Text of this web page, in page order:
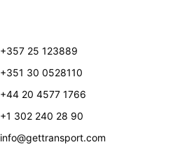
+357 25 123889
+351 30 0528110
+44 20 4577 1766
+1 302 240 28 90
info@gettransport.com